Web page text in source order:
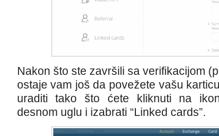
Nakon što ste završili sa verifikacijom
ostaje vam još da povežete vašu
uraditi tako što ćete kliknuti na
desnom uglu i izabrati “Linked cards”.